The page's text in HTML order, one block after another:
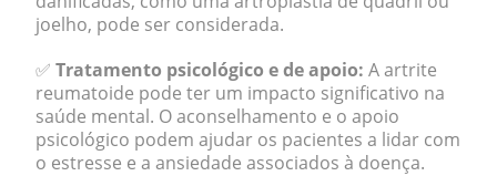
joelho, pode ser considerada.
✅ Tratamento psicológico e de apoio: A artrite
reumatoide pode ter um impacto significativo na
saúde mental. O aconselhamento e o apoio
psicológico podem ajudar os pacientes a lidar com
o estresse e a ansiedade associados à doença.